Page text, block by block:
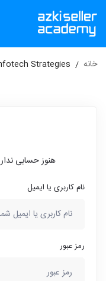
خانه Strategies
هنوز حسابی
نام کاربری یا ایمیل
رمز عبور